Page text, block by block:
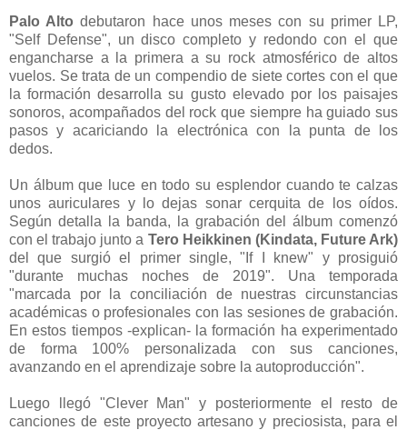
Palo Alto debutaron hace unos meses con su primer LP,
"Self Defense", un disco completo y redondo con el que
engancharse a la primera a su rock atmosférico de altos
vuelos. Se trata de un compendio de siete cortes con el que
la formación desarrolla su gusto elevado por los paisajes
sonoros, acompañados del rock que siempre ha guiado sus
pasos y acariciando la electrónica con la punta de los
dedos.
Un álbum que luce en todo su esplendor cuando te calzas
unos auriculares y lo dejas sonar cerquita de los oídos.
Según detalla la banda, la grabación del álbum comenzó
con el trabajo junto a Tero Heikkinen (Kindata, Future Ark)
del que surgió el primer single, "If I knew" y prosiguió
"durante muchas noches de 2019". Una temporada
"marcada por la conciliación de nuestras circunstancias
académicas o profesionales con las sesiones de grabación.
En estos tiempos -explican- la formación ha experimentado
de forma 100% personalizada con sus canciones,
avanzando en el aprendizaje sobre la autoproducción".
Luego llegó "Clever Man" y posteriormente el resto de
canciones de este proyecto artesano y preciosista, para el